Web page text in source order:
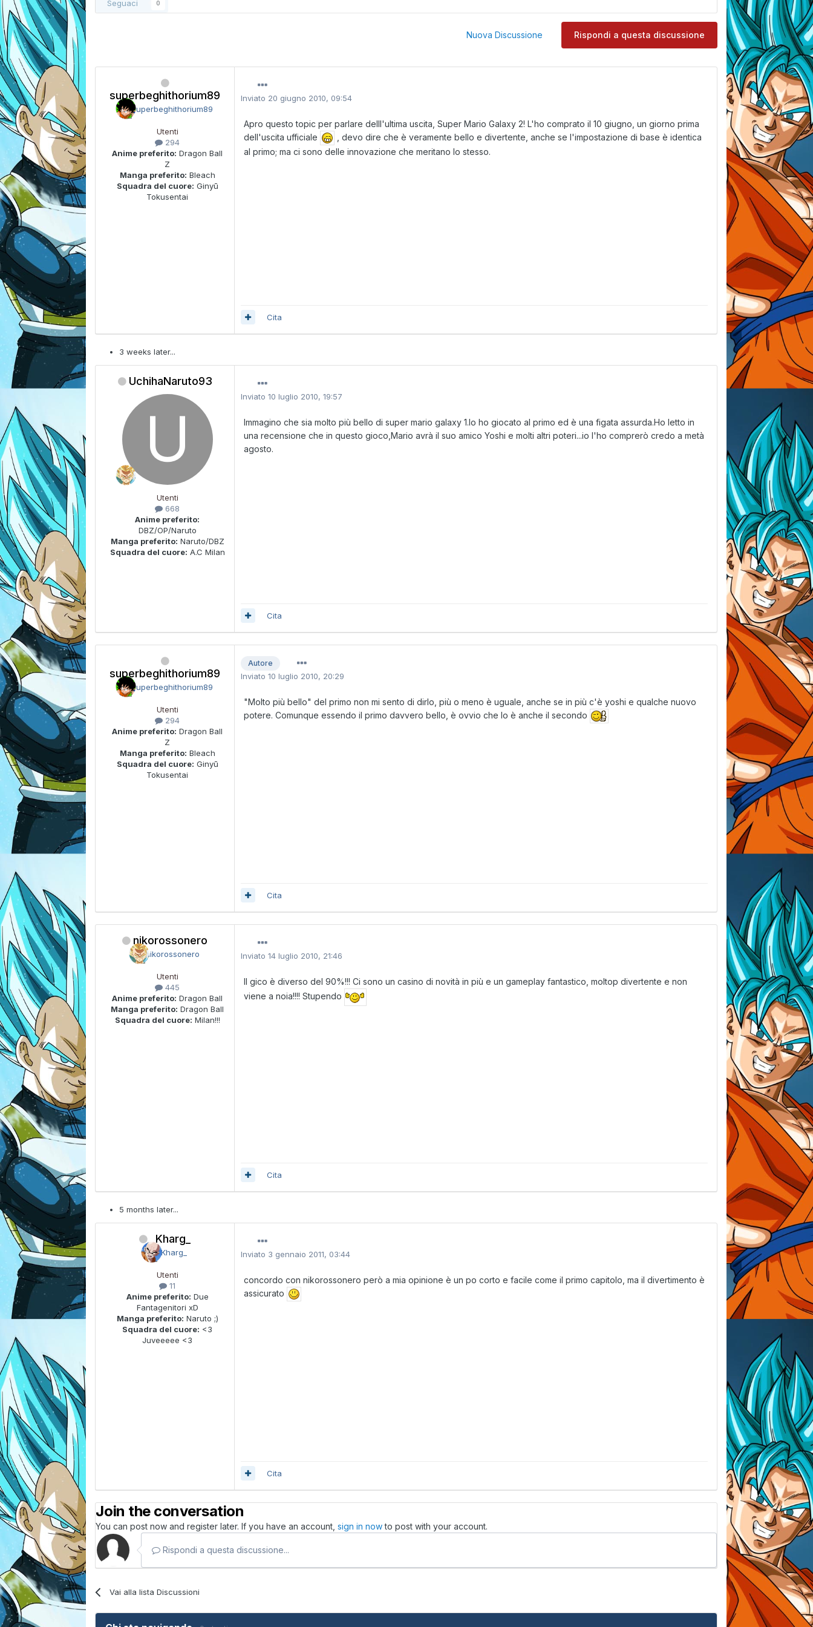
Seguaci 0
Rispondi a questa discussione
Nuova Discussione
superbeghithorium89
Utenti
294
Anime preferito: Dragon Ball
Z
Manga preferito: Bleach
Squadra del cuore: Ginyū
Tokusentai
Inviato 20 giugno 2010, 09:54
Apro questo topic per parlare delll'ultima uscita, Super Mario Galaxy 2! L'ho comprato il 10 giugno, un giorno prima
dell'uscita ufficiale
, devo dire che è veramente bello e divertente, anche se l'impostazione di base è identica
al primo; ma ci sono delle innovazione che meritano lo stesso.
Cita
3 weeks later...
UchihaNaruto93
Utenti
668
Anime preferito:
DBZ/OP/Naruto
Manga preferito: Naruto/DBZ
Squadra del cuore: A.C Milan
Inviato10 luglio 2010, 19:57
Immagino che sia molto più bello di super mario galaxy 1.Io ho giocato al primo ed è una figata assurda.Ho letto in
una recensione che in questo gioco,Mario avrà il suo amico Yoshi e molti altri poteri...io l'ho comprerò credo a metà
agosto.
Cita
superbeghithorium89
Utenti
294
Anime preferito: Dragon Ball
Z
Manga preferito: Bleach
Squadra del cuore: Ginyū
Tokusentai
Autore
Inviato10 luglio 2010, 20:29
"Molto più bello" del primo non mi sento di dirlo, più o meno è uguale, anche se in più c'è yoshi e qualche nuovo
potere. Comunque essendo il primo davvero bello, è ovvio che lo è anche il secondo
Cita
nikorossonero
Utenti
445
Anime preferito: Dragon Ball
Manga preferito: Dragon Ball
Squadra del cuore: Milan!!!
Inviato14 luglio 2010, 21:46
Il gico è diverso del 90%!!! Ci sono un casino di novità in più e un gameplay fantastico, moltop divertente e non
viene a noia!!!! Stupendo
Cita
5 months later...
_Kharg_
Utenti
11
Anime preferito: Due
Fantagenitori xD
Manga preferito: Naruto ;)
Squadra del cuore: <3
Juveeeee <3
Inviato 3 gennaio 2011, 03:44
concordo con nikorossonero però a mia opinione è un po corto e facile come il primo capitolo, ma il divertimento è
assicurato
Cita
Join the conversation
You can post now and register later. If you have an account,sign in nowto post with your account.
Rispondi a questa discussione...
Vai alla lista Discussioni